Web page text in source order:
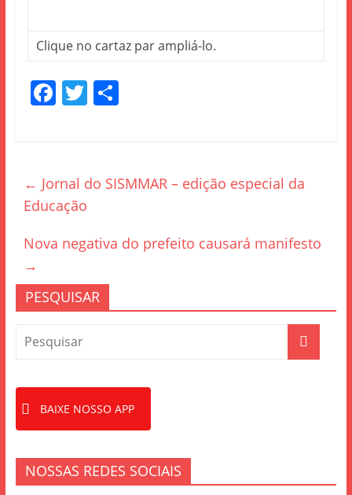
Clique no cartaz par ampliá-lo.
F
b
o
o
T S
← Jornal do SISMMAR – edição especial da
Educação
Nova negativa do prefeito causará manifesto
→
PESQUISAR
BAIXE NOSSO APP
NOSSAS REDES SOCIAIS